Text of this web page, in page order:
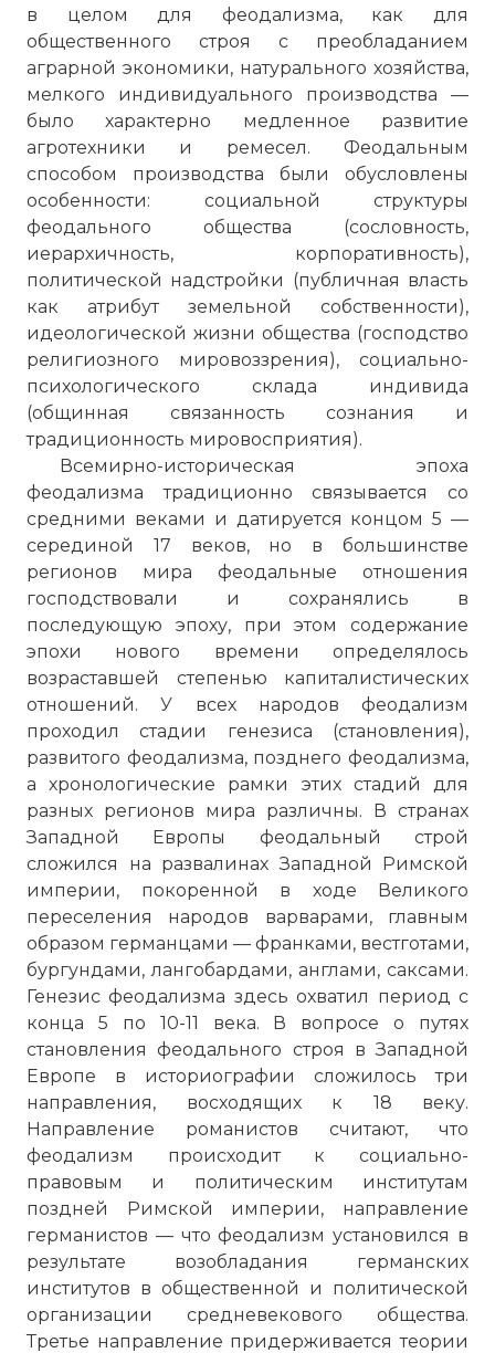
в целом для феодализма, как для
общественного строя с преобладанием
аграрной экономики, натурального хозяйства,
мелкого индивидуального производства —
было характерно медленное развитие
агротехники и ремесел. Феодальным
способом производства были обусловлены
особенности: социальной структуры
феодального общества (сословность,
иерархичность, корпоративность),
политической надстройки (публичная власть
как атрибут земельной собственности),
идеологической жизни общества (господство
религиозного мировоззрения), социально-
психологического склада индивида
(общинная связанность сознания и
традиционность мировосприятия).
Всемирно-историческая эпоха
феодализма традиционно связывается со
средними веками и датируется концом 5 —
серединой 17 веков, но в большинстве
регионов мира феодальные отношения
господствовали и сохранялись в
последующую эпоху, при этом содержание
эпохи нового времени определялось
возраставшей степенью капиталистических
отношений. У всех народов феодализм
проходил стадии генезиса (становления),
развитого феодализма, позднего феодализма,
а хронологические рамки этих стадий для
разных регионов мира различны. В странах
Западной Европы феодальный строй
сложился на развалинах Западной Римской
империи, покоренной в ходе Великого
переселения народов варварами, главным
образом германцами — франками, вестготами,
бургундами, лангобардами, англами, саксами.
Генезис феодализма здесь охватил период с
конца 5 по 10-11 века. В вопросе о путях
становления феодального строя в Западной
Европе в историографии сложилось три
направления, восходящих к 18 веку.
Направление романистов считают, что
феодализм происходит к социально-
правовым и политическим институтам
поздней Римской империи, направление
германистов — что феодализм установился в
результате возобладания германских
институтов в общественной и политической
организации средневекового общества.
Третье направление придерживается теории
Феодализм на Руси
Имя:
Комментарий:
Проверочный код:
Вернуться в статью:Cословно-классовая